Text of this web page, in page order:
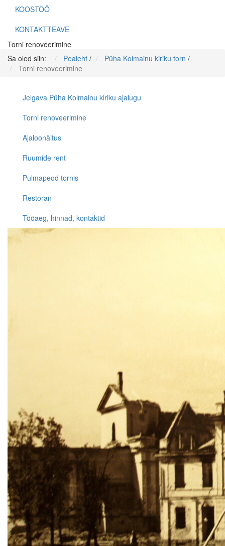
KOOSTÖÖ
KONTAKTTEAVE
Torni renoveerimine
Sa oled siin:
Pealeht / Püha Kolmainu kiriku torn /
Torni renoveerimine
Jelgava Püha Kolmainu kiriku ajalugu
Torni renoveerimine
Ajaloonäitus
Ruumide rent
Pulmapeod tornis
Restoran
Tööaeg, hinnad, kontaktid